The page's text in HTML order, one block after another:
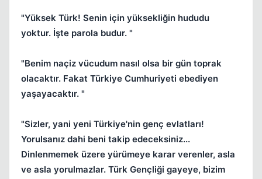
"Yüksek Türk! Senin için yüksekliğin hududu
yoktur. İşte parola budur. "
"Benim naçiz vücudum nasıl olsa bir gün toprak
olacaktır. Fakat Türkiye Cumhuriyeti ebediyen
yaşayacaktır. "
"Sizler, yani yeni Türkiye'nin genç evlatları!
Yorulsanız dahi beni takip edeceksiniz...
Dinlenmemek üzere yürümeye karar verenler, asla
ve asla yorulmazlar. Türk Gençliği gayeye, bizim